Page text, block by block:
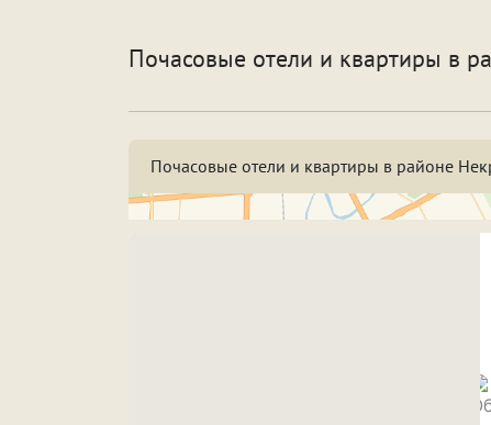
Поводы
Срок аренды
Почасовые отели и квартиры в
Почасовые отели и квартиры в районе